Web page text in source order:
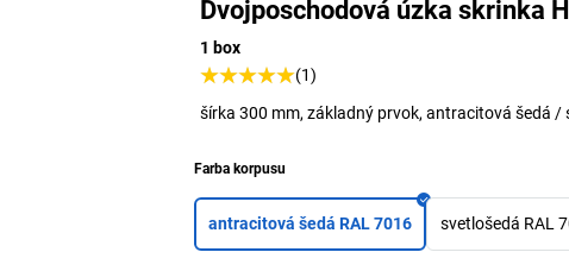
Dvojposchodová úzka skrinka
1 box
(1)
šírka 300 mm, základný prvok, antracitová šedá /
Farba korpusu
antracitová šedá RAL 7016 svetlošedá RAL